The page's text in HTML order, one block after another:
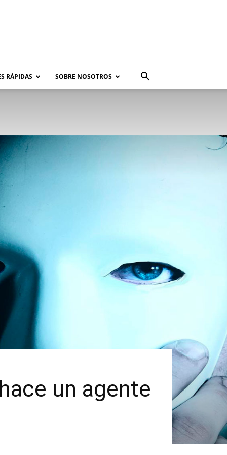
RÁPIDAS SOBRE NOSOTROS
un agente